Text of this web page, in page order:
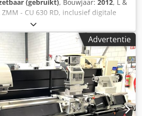
(gebruikt), Bouwjaar: 2012, L &
- CU 630 RD, inclusief digitale
-Digitale uitlezing -Bouwjaar 2012 -
315 mm -Draaiddiameter over de
-Draaiddiameter over het steunblok
de punten 1500 mm -
overbrug 830 mm -
-Automatische
voedingen -Motorische snelvoeding
Toerentalbereik 16 - 1250 tpm
-Aandrijfsvermogen 11 kW -
Advertentie